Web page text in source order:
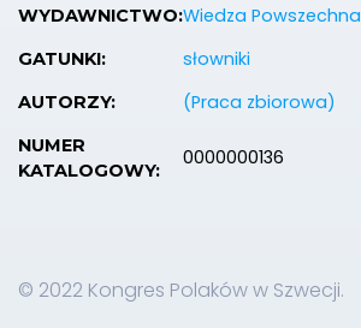
WYDAWNICTWO:Wiedza Powszechna
GATUNKI: słowniki
AUTORZY: (Praca zbiorowa)
NUMER
KATALOGOWY:
0000000136
© 2022 Kongres Polaków w Szwecji.